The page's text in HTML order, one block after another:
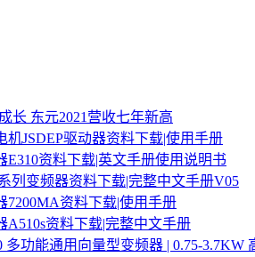
长 东元2021营收七年新高
机JSDEP驱动器资料下载|使用手册
E310资料下载|英文手册使用说明书
列变频器资料下载|完整中文手册V05
7200MA资料下载|使用手册
A510s资料下载|完整中文手册
多功能通用向量型变频器 | 0.75-3.7KW